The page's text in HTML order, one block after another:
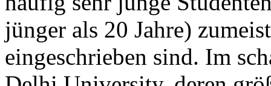
jünger als 20 Jahre)
eingeschrieben sind. Im